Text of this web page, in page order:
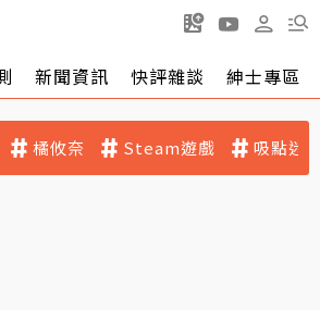
新聞資訊 快評雜談 紳士專區
橘攸奈 Steam遊戲 吸點迷